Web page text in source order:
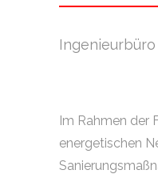
Im Rahmen der
energetischen